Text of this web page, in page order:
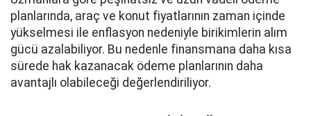
planlarında, araç ve konut fiyatlarının zaman içinde
yükselmesi ile enflasyon nedeniyle birikimlerin alım
gücü azalabiliyor. Bu nedenle finansmana daha kısa
sürede hak kazanacak ödeme planlarının daha
avantajlı olabileceği değerlendiriliyor.